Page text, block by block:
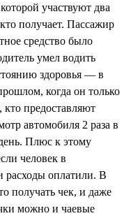
участвуют два
получает. Пассажир
средство было
умел водить
здоровья — в
когда он только
кто предоставляют
автомобиля 2 раза в
Плюс к этому
человек в
расходы оплатили. В
получать чек, и даже
можно и чаевые